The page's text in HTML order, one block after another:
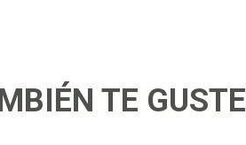
TE GUSTE